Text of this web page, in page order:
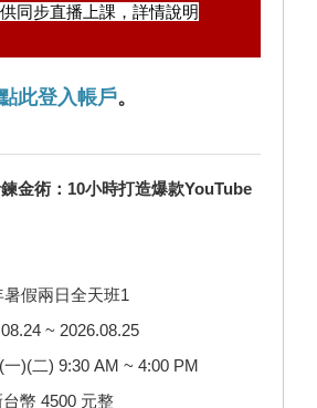
同步直播上課， 詳情說明
此登入帳戶。
金術：10小時打造爆款YouTube
假兩日全天班1
~ 2026.08.25
一)(二) 9:30 AM ~ 4:00 PM
幣 4500 元整